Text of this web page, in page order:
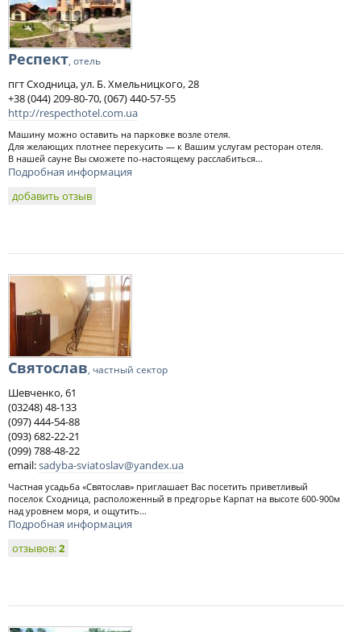
Респект, отель
пгт Сходница, ул. Б. Хмельницкого, 28
+38 (044) 209-80-70, (067) 440-57-55
http://respecthotel.com.ua
Машину можно оставить на парковке возле отеля.
Для желающих плотнее перекусить — к Вашим услугам ресторан отеля.
В нашей сауне Вы сможете по-настоящему расслабиться...
Подробная информация
добавить отзыв
Святослав, частный сектор
Шевченко, 61
(03248) 48-133
(097) 444-54-88
(093) 682-22-21
(099) 788-48-22
email:sadyba-sviatoslav@yandex.ua
Частная усадьба «Святослав» приглашает Вас посетить приветливый
поселок Сходница, расположенный в предгорье Карпат на высоте 600-900м
над уровнем моря, и ощутить...
Подробная информация
отзывов:2